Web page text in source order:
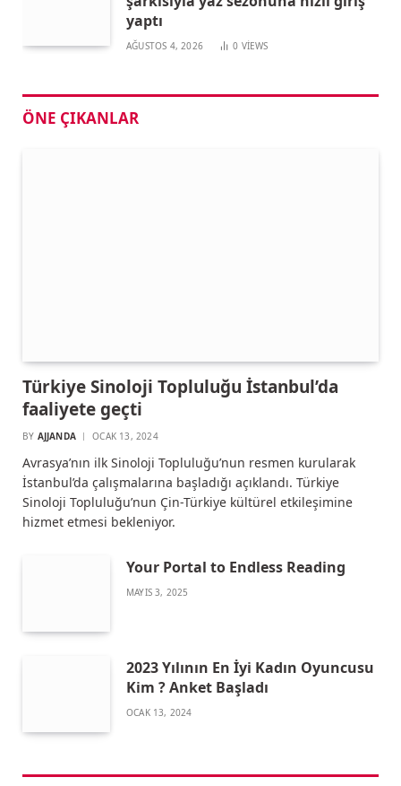
yaptı
AĞUSTOS 4, 2026 0 VIEWS
ÖNE ÇIKANLAR
Türkiye Sinoloji Topluluğu İstanbul’da
faaliyete geçti
BY AJJANDA OCAK 13, 2024
Avrasya’nın ilk Sinoloji Topluluğu’nun resmen kurularak
İstanbul’da çalışmalarına başladığı açıklandı. Türkiye
Sinoloji Topluluğu’nun Çin-Türkiye kültürel etkileşimine
hizmet etmesi bekleniyor.
Your Portal to Endless Reading
MAYIS 3, 2025
2023 Yılının En İyi Kadın Oyuncusu
Kim ? Anket Başladı
OCAK 13, 2024